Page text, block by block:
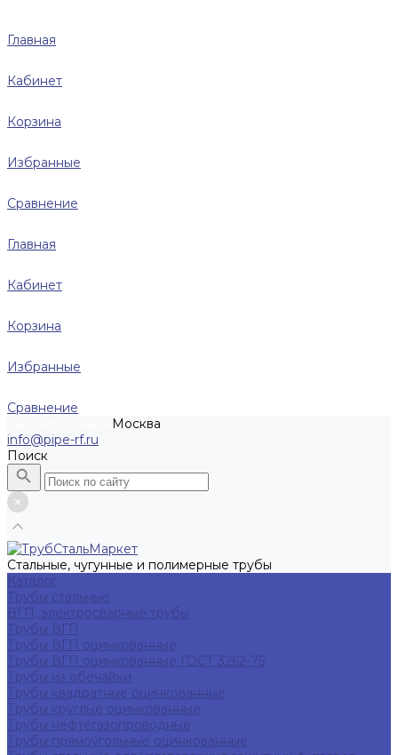
Главная
Кабинет
Корзина
Избранные
Сравнение
Главная
Кабинет
Корзина
Избранные
Сравнение
Москва
info@pipe-rf.ru
Поиск
Стальные, чугунные и полимерные трубы
Каталог
Трубы стальные
ВГП, электросварные трубы
Трубы ВГП
Трубы ВГП оцинкованные
Трубы ВГП оцинкованные ГОСТ 3262-75
Трубы из обечайки
Трубы квадратные оцинкованные
Трубы круглые оцинкованные
Трубы нефтегазопроводные
Трубы прямоугольные оцинкованные